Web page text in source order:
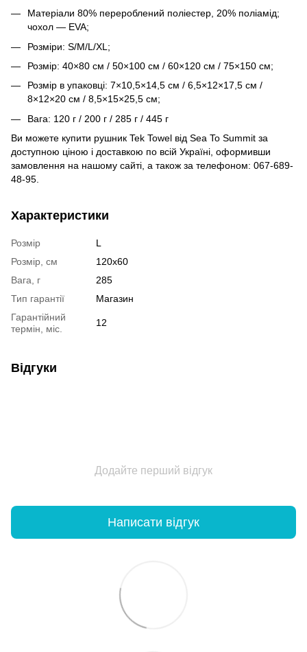
Матеріали 80% перероблений поліестер, 20% поліамід;
чохол — EVA;
Розміри: S/M/L/XL;
Розмір: 40×80 см / 50×100 см / 60×120 см / 75×150 см;
Розмір в упаковці: 7×10,5×14,5 см / 6,5×12×17,5 см /
8×12×20 см / 8,5×15×25,5 см;
Вага: 120 г / 200 г / 285 г / 445 г
Ви можете купити рушник Tek Towel від Sea To Summit за
доступною ціною і доставкою по всій Україні, оформивши
замовлення на нашому сайті, а також за телефоном: 067-689-
48-95.
Характеристики
Розмір
L
Розмір, см
120x60
Вага, г
285
Тип гарантії
Магазин
Гарантійний
термін, міс.
12
Відгуки
Додайте перший відгук
Написати відгук